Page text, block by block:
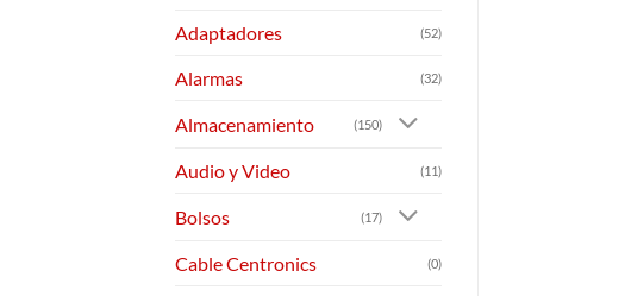
Adaptadores (52)
Alarmas (32)
Almacenamiento (150)
Audio y Video (11)
Bolsos (17)
Cable Centronics (0)